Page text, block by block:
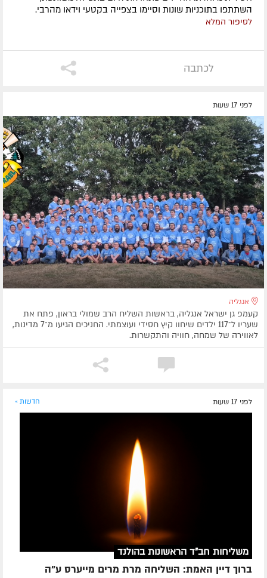
השתתפו בתוכניות שונות וסיימו בצפייה בקטעי וידאו מהרבי.
לסיפור המלא
לכתבה
לפני 17 שעות
אנגליה
קעמפ גן ישראל אנגליה, בראשות השליח הרב שמולי בראון, פתח את
שעריו ל־117 ילדים שיחוו קיץ חסידי ועוצמתי. החניכים הגיעו מ־7 מדינות,
לאווירה של שמחה, חוויה והתקשרות.
לפני 17 שעות חדשות »
משליחות חב"ד הראשונות בהולנד
ברוך דיין האמת: השליחה מרת מרים מייערס ע"ה